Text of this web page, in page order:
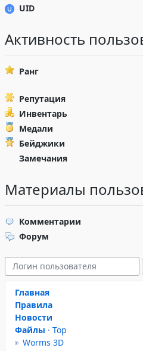
UID
Активность
Ранг
Репутация
Инвентарь
Медали
Бейджики
Замечания
Материалы
Комментарии
Форум
Главная
Правила
Новости
Файлы · Top
Worms 3D